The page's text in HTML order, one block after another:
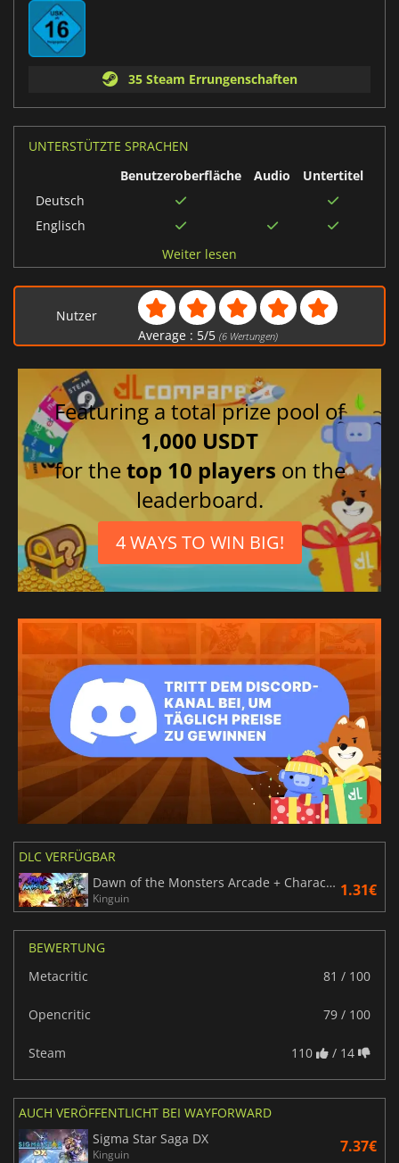
35 Steam Errungenschaften
UNTERSTÜTZTE SPRACHEN
Benutzeroberfläche
Audio
Untertitel
Deutsch
Englisch
Japanisch
Britisches
Englisch
Weiter lesen
Nutzer
Average : 5/5 (6Wertungen)
Featuring a total prize pool of
1,000 USDT
for thetop 10 players on the
leaderboard.
4 WAYS TO WIN BIG!
DLC VERFÜGBAR
Dawn of the Monsters Arcade + Character DLC Pack
Kinguin 1.31€
BEWERTUNG
Metacritic
81 / 100
Opencritic 79 / 100
Steam 110 / 14
AUCH VERÖFFENTLICHT BEI WAYFORWARD
Sigma Star Saga DX
Kinguin 7.37€